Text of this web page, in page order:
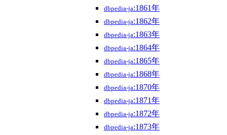
dbpedia-ja:1861年
dbpedia-ja:1862年
dbpedia-ja:1863年
dbpedia-ja:1864年
dbpedia-ja:1865年
dbpedia-ja:1868年
dbpedia-ja:1870年
dbpedia-ja:1871年
dbpedia-ja:1872年
dbpedia-ja:1873年